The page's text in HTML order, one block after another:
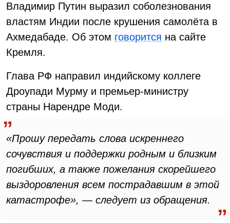
Владимир Путин выразил соболезнования
властям Индии после крушения самолёта в
Ахмедабаде. Об этом говорится на сайте
Кремля.
Глава РФ направил индийскому коллеге
Дроупади Мурму и премьер-министру
страны Нарендре Моди.
«Прошу передать слова искреннего
сочувствия и поддержки родным и близким
погибших, а также пожелания скорейшего
выздоровления всем пострадавшим в этой
катастрофе», — следует из обращения.